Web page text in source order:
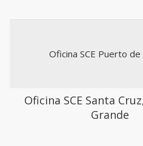
Oficina SCE Puerto de
Oficina SCE Santa
Grande